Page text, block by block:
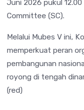
Juni 2026 pukul
Committee (SC).
Melalui Mubes V ini,
memperkuat peran
pembangunan
royong di tengah
(red)